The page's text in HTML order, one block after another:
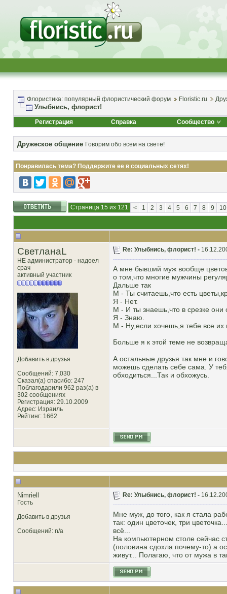
Флористика: популярный флористический форум Floristic.ru
Улыбнись, флорист!
Регистрация Справка Сообщество
Дружеское общение Говорим обо всем на свете!
Понравилась тема? Поддержите ее в социальных сетях!
Страница 15 из 121 < 1 2 3 4 5 6 7 8 9 10
СветланаL
НЕ администратор - надоел
срач
активный участник
Добавить в друзья
Сообщений: 7,030
Сказал(а) спасибо: 247
Поблагодарили 962 раз(а) в
302 сообщениях
Регистрация: 29.10.2009
Адрес: Израиль
Рейтинг: 1662
Re: Улыбнись, флорист! -
А мне бывший муж вообще
о том,что многие мужчины
Дальше так
М - Ты считаешь,что есть
Я - Нет.
М - И ты знаешь,что в срезке
Я - Знаю.
М - Ну,если хочешь,я тебе все их
Больше я к этой теме не
А остальные друзья так мне и
можешь сделать себе сама. У
обходиться...Так и обхожусь.
Nimriell
Гость
Добавить в друзья
Сообщений: n/a
Re: Улыбнись, флорист! -
Мне муж, до того, как я стала
так: один цветочек, три
всё...
На компьютерном столе сейчас
(половина сдохла почему-то) а
живут... Полагаю, что от мужа в